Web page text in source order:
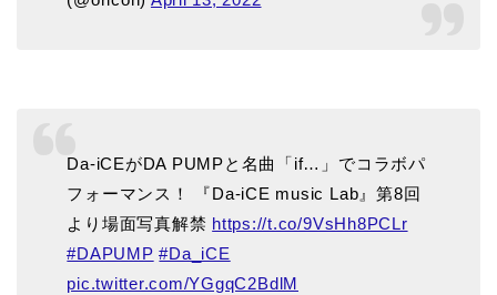
Da-iCEがDA PUMPと名曲「if…」でコラボパ
フォーマンス！ 『Da-iCE music Lab』第8回
より場面写真解禁 https://t.co/9VsHh8PCLr
#DAPUMP #Da_iCE
pic.twitter.com/YGgqC2BdlM